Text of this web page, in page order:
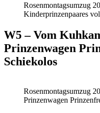
Rosenmontagsumzug
Kinderprinzenpaares
W5 – Vom
Prinzenwagen
Schiekolos
Rosenmontagsumzug
Prinzenwagen